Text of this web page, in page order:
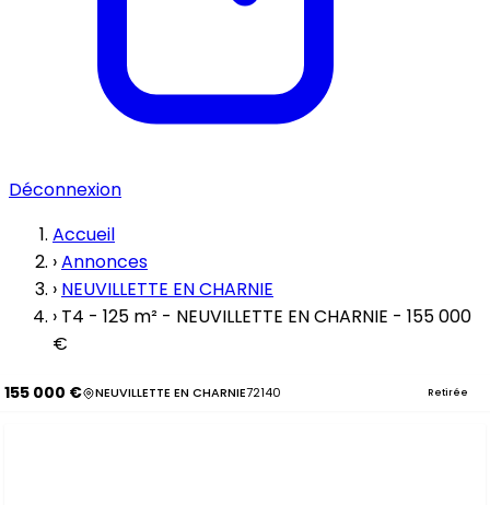
Déconnexion
Accueil
›Annonces
› NEUVILLETTE EN CHARNIE
› T4 - 125 m² - NEUVILLETTE EN CHARNIE - 155 000
€
155 000 € NEUVILLETTE EN CHARNIE72140 Retirée